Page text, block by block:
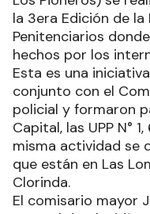
la 3era Edición de
Penitenciarios
hechos por los
Esta es una
conjunto con el
policial y formaron
Capital, las UPP N°
misma actividad se
que están en Las
Clorinda.
El comisario mayor